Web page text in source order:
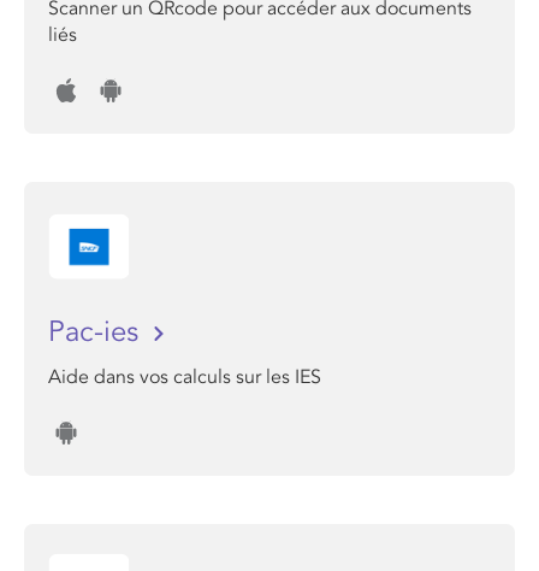
Scanner un QRcode pour accéder aux documents
liés
Pac-ies
Aide dans vos calculs sur les IES